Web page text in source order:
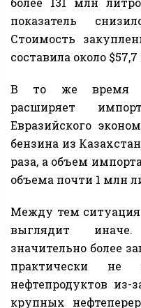
показатель
Стоимость
составила около
В то же время
расширяет
Евразийского
бензина из
раза, а объем
объема почти 1 млн
Между тем
выглядит иначе.
значительно более
практически не
нефтепродуктов из-
крупных